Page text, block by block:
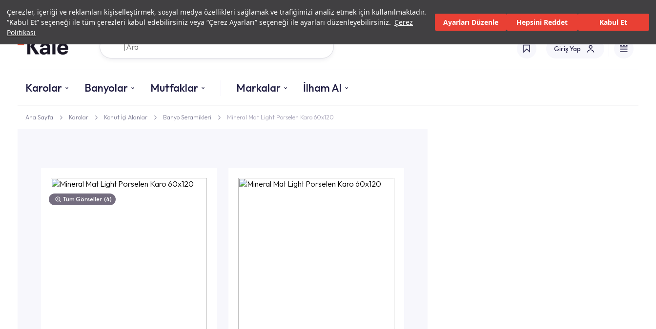
Çerezler, içeriği ve reklamları kişiselleştirmek, sosyal medya özellikleri sağlamak ve trafiğimizi analiz etmek için kullanılmaktadır.
“Kabul Et” seçeneği ile tüm çerezleri kabul edebilirsiniz veya “Çerez Ayarları” seçeneği ile ayarları düzenleyebilirsiniz. Çerez
Politikası
Ayarları Düzenle Hepsini Reddet Kabul Et
Yatırımcı İlişkileriYetkili Servisler ve HizmetlerMağazalarKataloglar Türkiye(TR)
Ara Giriş Yap
Karolar Banyolar Mutfaklar Markalar İlham Al
Ana Sayfa Karolar Konut İçi Alanlar Banyo Seramikleri Mineral Mat Light Porselen Karo 60x120
Tüm Görseller (4)